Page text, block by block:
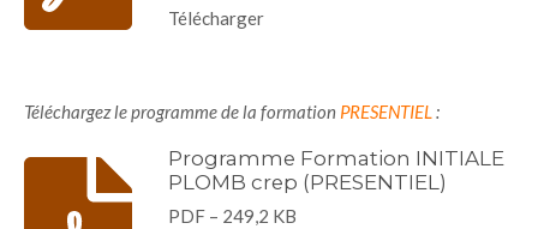
Télécharger
Téléchargez le programme de la formation PRESENTIEL :
Programme Formation INITIALE
PLOMB crep (PRESENTIEL)
PDF – 249,2 KB